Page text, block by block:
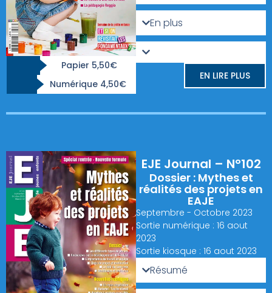
Papier 5,50€
Numérique 4,50€
En plus
EN LIRE PLUS
EJE Journal – N°102
Dossier : Mythes et
réalités des projets en
EAJE
Septembre - Octobre 2023
Sortie numérique : 16 aout
2023
Sortie kiosque : 16 aout 2023
Résumé